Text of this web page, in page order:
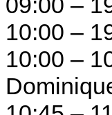
10:00 –
10:00 –